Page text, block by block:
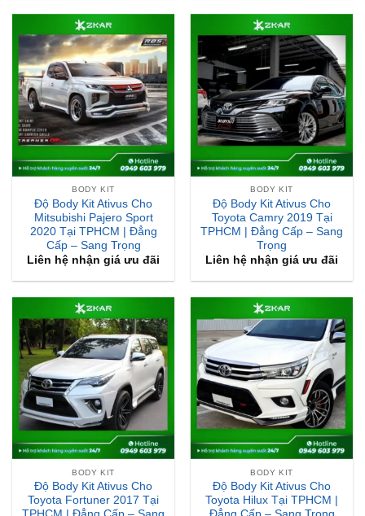
BODY KIT
Độ Body Kit Ativus Cho
Mitsubishi Pajero Sport
2020 Tại TPHCM | Đẳng
Cấp – Sang Trọng
Liên hệ nhận giá ưu đãi
BODY KIT
Độ Body Kit Ativus Cho
Toyota Camry 2019 Tại
TPHCM | Đẳng Cấp – Sang
Trọng
Liên hệ nhận giá ưu đãi
BODY KIT
Độ Body Kit Ativus Cho
Toyota Fortuner 2017 Tại
TPHCM | Đẳng Cấp – Sang
Trọng
Liên hệ nhận giá ưu đãi
BODY KIT
Độ Body Kit Ativus Cho
Toyota Hilux Tại TPHCM |
Đẳng Cấp – Sang Trọng
Liên hệ nhận giá ưu đãi